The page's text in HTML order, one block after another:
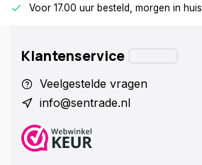
Voor 17.00 uur besteld, morgen in huis
Klantenservice
Veelgestelde vragen
info@sentrade.nl